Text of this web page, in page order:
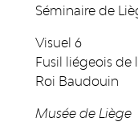
Séminaire de
Visuel 6
Fusil liégeois de
Roi Baudouin
Musée de Liège